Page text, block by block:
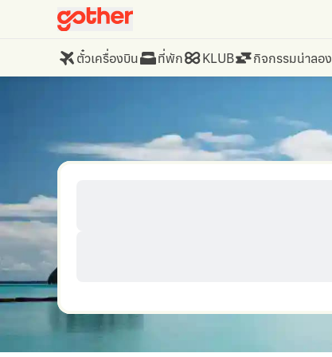
ตั๋วเครื่องบิน ที่พัก KLUB กิจกรรมน่าลอง